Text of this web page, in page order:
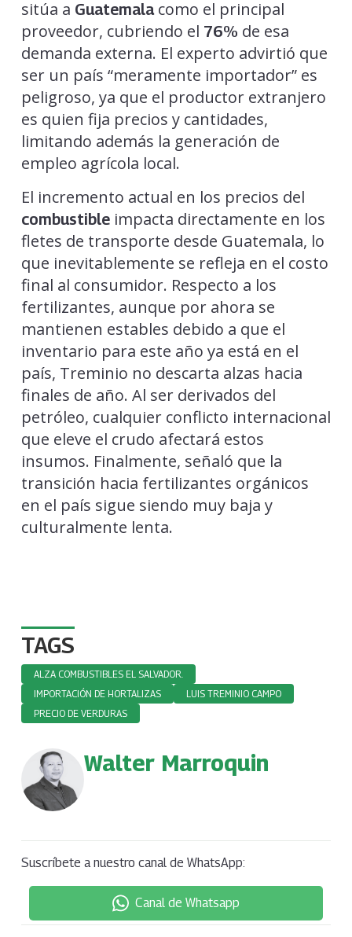
sitúa a Guatemalacomo el principal
proveedor, cubriendo el 76% de esa
demanda externa. El experto advirtió que
ser un país “meramente importador” es
peligroso, ya que el productor extranjero
es quien fija precios y cantidades,
limitando además la generación de
empleo agrícola local.
El incremento actual en los precios del
combustibleimpacta directamente en los
fletes de transporte desde Guatemala, lo
que inevitablemente se refleja en el costo
final al consumidor. Respecto a los
fertilizantes, aunque por ahora se
mantienen estables debido a que el
inventario para este año ya está en el
país, Treminio no descarta alzas hacia
finales de año. Al ser derivados del
petróleo, cualquier conflicto internacional
que eleve el crudo afectará estos
insumos. Finalmente, señaló que la
transición hacia fertilizantes orgánicos
en el país sigue siendo muy baja y
culturalmente lenta.
TAGS
ALZA COMBUSTIBLES EL SALVADOR.
IMPORTACIÓN DE HORTALIZAS
LUIS TREMINIO CAMPO
PRECIO DE VERDURAS
Walter Marroquin
Suscríbete a nuestro canal de WhatsApp:
Canal de Whatsapp